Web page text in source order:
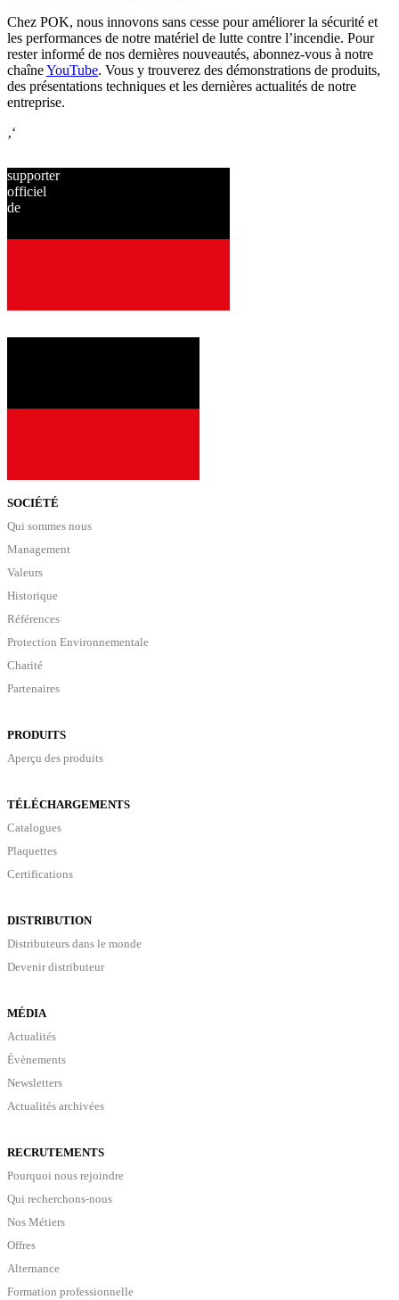
Chez POK, nous innovons sans cesse pour améliorer la sécurité et
les performances de notre matériel de lutte contre l’incendie. Pour
rester informé de nos dernières nouveautés, abonnez-vous à notre
chaîneYouTube. Vous y trouverez des démonstrations de produits,
des présentations techniques et les dernières actualités de notre
entreprise.
‚‘
supporter
officiel
de
SOCIÉTÉ
Qui sommes nous
Management
Valeurs
Historique
Références
Protection Environnementale
Charité
Partenaires
PRODUITS
Aperçu des produits
TÉLÉCHARGEMENTS
Catalogues
Plaquettes
Certifications
DISTRIBUTION
Distributeurs dans le monde
Devenir distributeur
MÉDIA
Actualités
Évènements
Newsletters
Actualités archivées
RECRUTEMENTS
Pourquoi nous rejoindre
Qui recherchons-nous
Nos Métiers
Offres
Alternance
Formation professionnelle